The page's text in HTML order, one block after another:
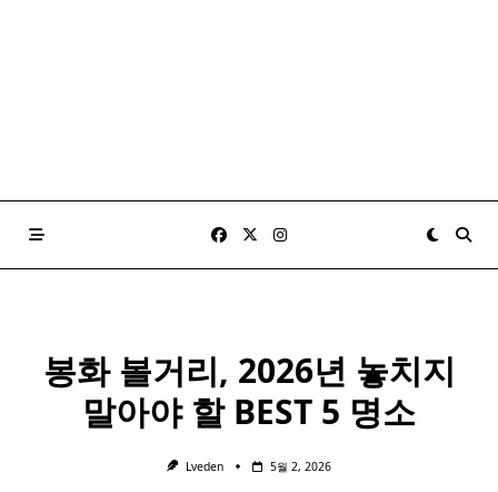
봉화 볼거리, 2026년 놓치지
말아야 할 BEST 5 명소
Lveden 5월 2, 2026